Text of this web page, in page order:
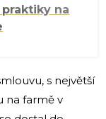
na
s největší
na farmě v